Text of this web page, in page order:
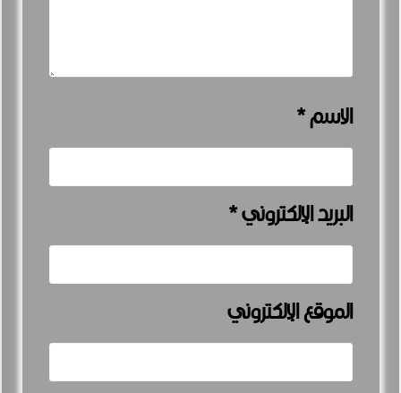
الاسم*
البريد الإلكتروني*
الموقع الإلكتروني